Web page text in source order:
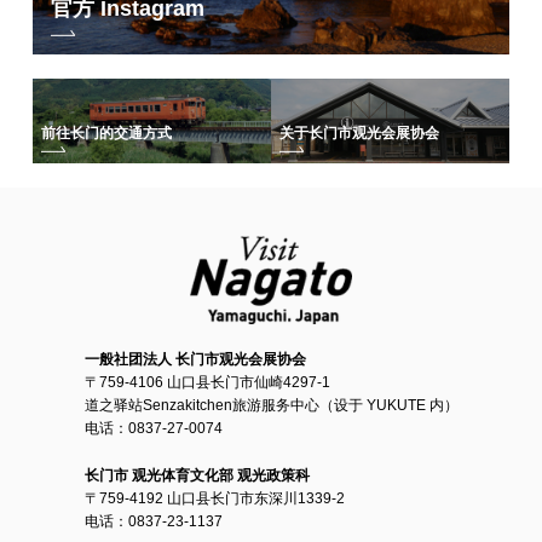
官方 Instagram
前往长门的交通方式 关于长门市观光会展协会
一般社团法人 长门市观光会展协会
〒759-4106 山口县长门市仙崎4297-1
道之驿站Senzakitchen旅游服务中心（设于 YUKUTE 内）
电话：0837-27-0074
长门市 观光体育文化部 观光政策科
〒759-4192 山口县长门市东深川1339-2
电话：0837-23-1137